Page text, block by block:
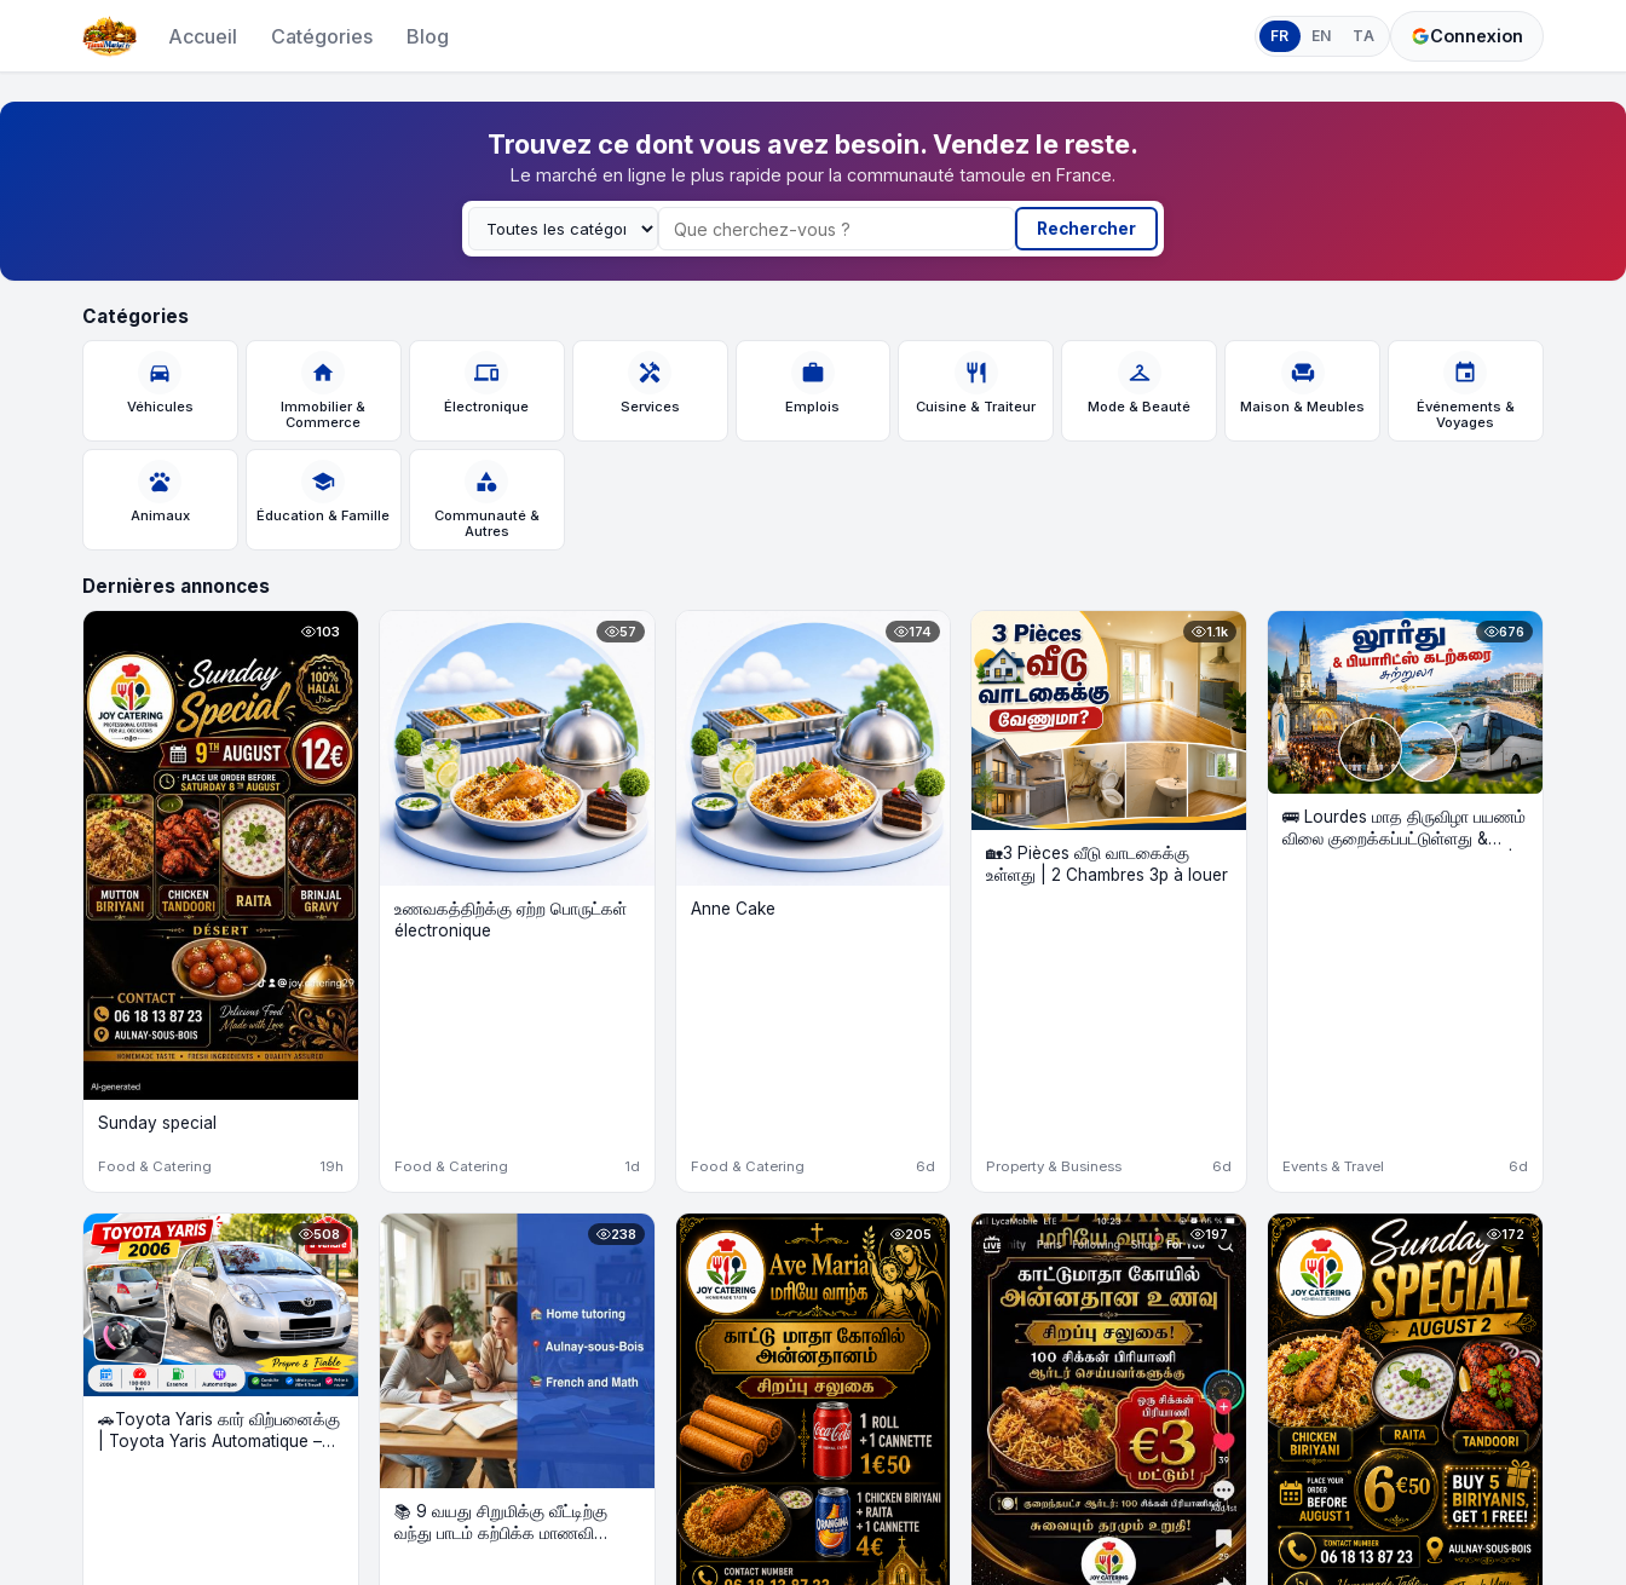
Accueil Catégories Blog FR EN TA Connexion
Trouvez ce dont vous avez besoin. Vendez le reste.
Le marché en ligne le plus rapide pour la communauté tamoule en France.
Rechercher
Catégories
directions_car
Véhicules
home
Immobilier &
Commerce
devices
Électronique
handyman
Services
work
Emplois
restaurant
Cuisine & Traiteur
checkroom
Mode & Beauté
chair
Maison & Meubles
event
Événements &
Voyages
pets
Animaux
school
Éducation & Famille
category
Communauté &
Autres
Dernières annonces
103
Sunday special
Food & Catering 19h
57
உணவகத்திற்க்கு ஏற்ற பொருட்கள்
électronique
Food & Catering 1d
174
Anne Cake
Food & Catering 6d
1.1k
🏡3 Pièces வீடு வாடகைக்கு
உள்ளது | 2 Chambres 3p à louer
Property & Business 6d
676
🚌 Lourdes மாத திருவிழா பயணம்
விலை குறைக்கப்பட்டுள்ளது &
Events & Travel 6d
508
🚗Toyota Yaris கார் விற்பனைக்கு
238
📚 9 வயது சிறுமிக்கு வீட்டிற்கு
வந்து பாடம் கற்பிக்க மாணவி
205 197 172